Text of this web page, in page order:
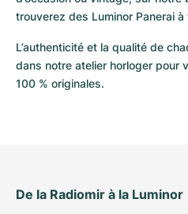
trouverez des Luminor Panerai
L’authenticité et la qualité de
dans notre atelier horloger pour
100 % originales.
De la Radiomir à la Luminor